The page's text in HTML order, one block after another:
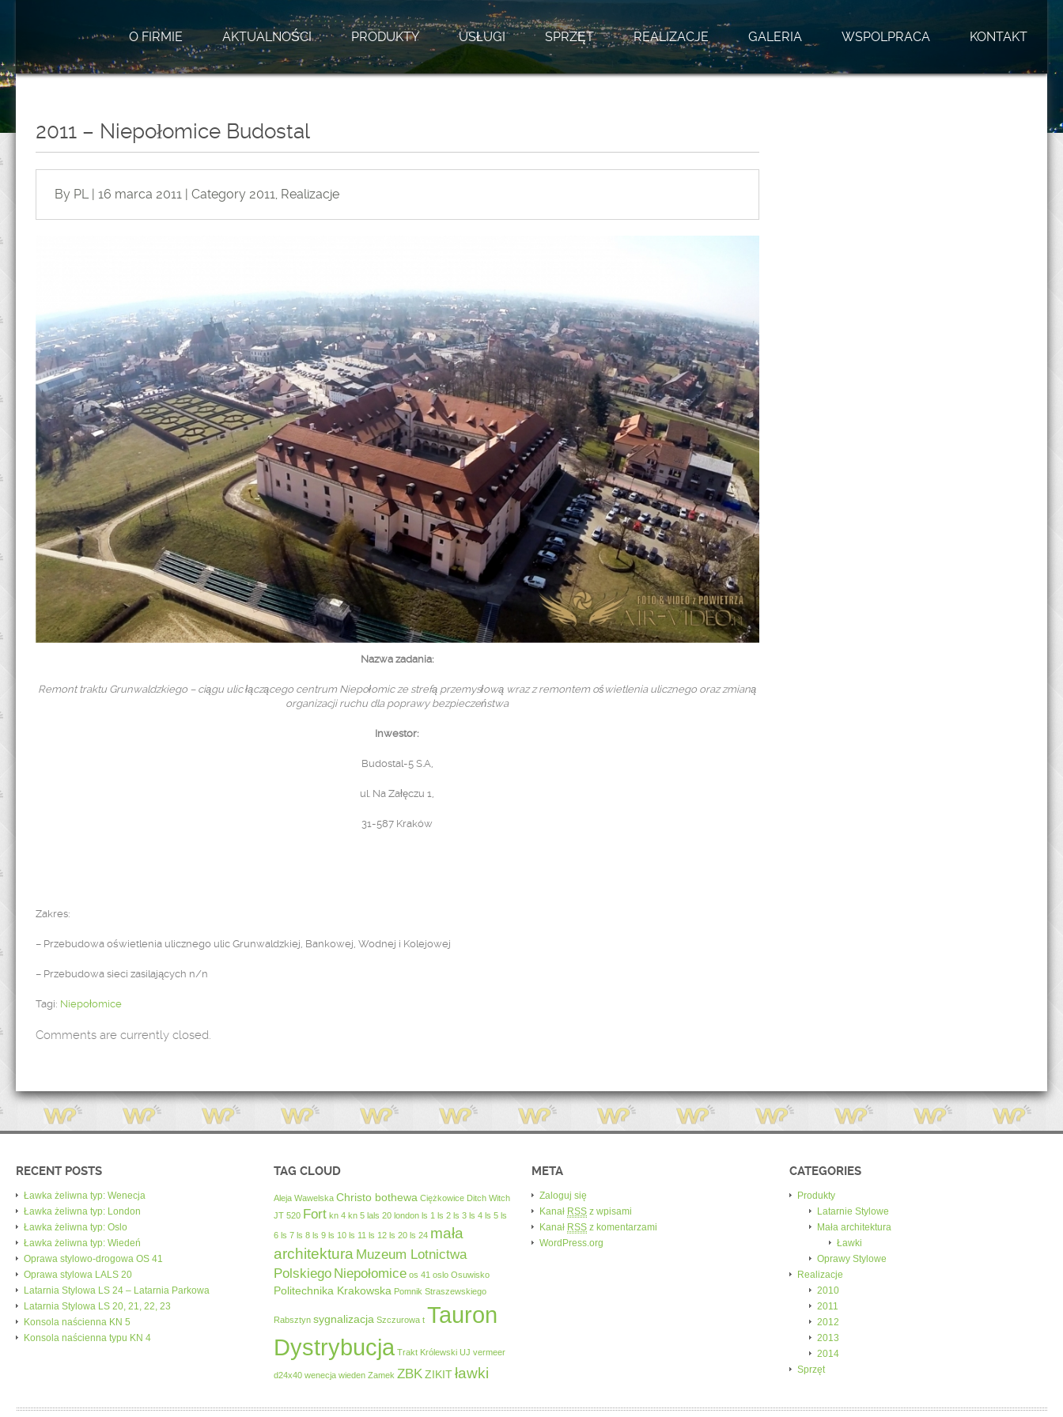
O FIRMIE AKTUALNOŚCI PRODUKTY USŁUGI SPRZĘT REALIZACJE GALERIA WSPOLPRACA KONTAKT
2011 – Niepołomice Budostal
By PL | 16 marca 2011 | Category 2011, Realizacje
Nazwa zadania:
Remont traktu Grunwaldzkiego – ciągu ulic łączącego centrum Niepołomic ze strefą przemysłową wraz z remontem oświetlenia ulicznego oraz zmianą
organizacji ruchu dla poprawy bezpieczeństwa
Inwestor:
Budostal-5 S.A,
ul. Na Załęczu 1,
31-587 Kraków
Zakres:
– Przebudowa oświetlenia ulicznego ulic Grunwaldzkiej, Bankowej, Wodnej i Kolejowej
– Przebudowa sieci zasilających n/n
Tagi: Niepołomice
Comments are currently closed.
RECENT POSTS
Ławka żeliwna typ: Wenecja
Ławka żeliwna typ: London
Ławka żeliwna typ: Oslo
Ławka żeliwna typ: Wiedeń
Oprawa stylowo-drogowa OS 41
Oprawa stylowa LALS 20
Latarnia Stylowa LS 24 – Latarnia Parkowa
Latarnia Stylowa LS 20, 21, 22, 23
Konsola naścienna KN 5
Konsola naścienna typu KN 4
TAG CLOUD
Aleja Wawelska Christo bothewa Ciężkowice Ditch Witch
JT 520 Fort kn 4 kn 5 lals 20 london ls 1 ls 2 ls 3 ls 4 ls 5 ls
6 ls 7 ls 8 ls 9 ls 10 ls 11 ls 12 ls 20 ls 24 mała
architektura Muzeum Lotnictwa
Polskiego Niepołomice os 41 oslo Osuwisko
Politechnika Krakowska Pomnik Straszewskiego
Rabsztyn sygnalizacja Szczurowa t Tauron
Dystrybucja Trakt Królewski UJ vermeer
d24x40 wenecja wieden Zamek ZBK ZIKITławki
META
Zaloguj się
Kanał RSS z wpisami
Kanał RSS z komentarzami
WordPress.org
CATEGORIES
Produkty
Latarnie Stylowe
Mała architektura
Ławki
Oprawy Stylowe
Realizacje
2010
2011
2012
2013
2014
Sprzęt